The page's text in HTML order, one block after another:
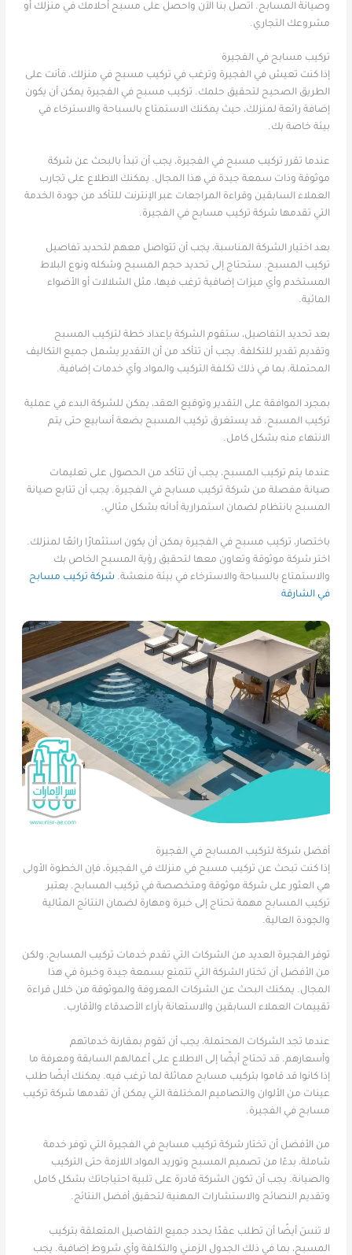
وصيانة المسابح. اتصل بنا الآن واحصل على مسبح أحلامك في منزلك أو
مشروعك التجاري.
تركيب مسابح في الفجيرة
إذا كنت تعيش في الفجيرة وترغب في تركيب مسبح في منزلك، فأنت على
الطريق الصحيح لتحقيق حلمك. تركيب مسبح في الفجيرة يمكن أن يكون
إضافة رائعة لمنزلك، حيث يمكنك الاستمتاع بالسباحة والاسترخاء في
بيئة خاصة بك.
عندما تقرر تركيب مسبح في الفجيرة، يجب أن تبدأ بالبحث عن شركة
موثوقة وذات سمعة جيدة في هذا المجال. يمكنك الاطلاع على تجارب
العملاء السابقين وقراءة المراجعات عبر الإنترنت للتأكد من جودة الخدمة
التي تقدمها شركة تركيب مسابح في الفجيرة.
بعد اختيار الشركة المناسبة، يجب أن تتواصل معهم لتحديد تفاصيل
تركيب المسبح. ستحتاج إلى تحديد حجم المسبح وشكله ونوع البلاط
المستخدم وأي ميزات إضافية ترغب فيها، مثل الشلالات أو الأضواء
المائية.
بعد تحديد التفاصيل، ستقوم الشركة بإعداد خطة لتركيب المسبح
وتقديم تقدير للتكلفة. يجب أن تتأكد من أن التقدير يشمل جميع التكاليف
المحتملة، بما في ذلك تكلفة التركيب والمواد وأي خدمات إضافية.
بمجرد الموافقة على التقدير وتوقيع العقد، يمكن للشركة البدء في عملية
تركيب المسبح. قد يستغرق تركيب المسبح بضعة أسابيع حتى يتم
الانتهاء منه بشكل كامل.
عندما يتم تركيب المسبح، يجب أن تتأكد من الحصول على تعليمات
صيانة مفصلة من شركة تركيب مسابح في الفجيرة. يجب أن تتابع صيانة
المسبح بانتظام لضمان استمرارية أدائه بشكل مثالي.
باختصار، تركيب مسبح في الفجيرة يمكن أن يكون استثمارًا رائعًا لمنزلك.
اختر شركة موثوقة وتعاون معها لتحقيق رؤية المسبح الخاص بك
والاستمتاع بالسباحة والاسترخاء في بيئة منعشة. شركة تركيب مسابح
في الشارقة
أفضل شركة لتركيب المسابح في الفجيرة
إذا كنت تبحث عن تركيب مسبح في منزلك في الفجيرة، فإن الخطوة الأولى
هي العثور على شركة موثوقة ومتخصصة في تركيب المسابح. يعتبر
تركيب المسابح مهمة تحتاج إلى خبرة ومهارة لضمان النتائج المثالية
والجودة العالية.
توفر الفجيرة العديد من الشركات التي تقدم خدمات تركيب المسابح، ولكن
من الأفضل أن تختار الشركة التي تتمتع بسمعة جيدة وخبرة في هذا
المجال. يمكنك البحث عن الشركات المعروفة والموثوقة من خلال قراءة
تقييمات العملاء السابقين والاستعانة بآراء الأصدقاء والأقارب.
عندما تجد الشركات المحتملة، يجب أن تقوم بمقارنة خدماتهم
وأسعارهم. قد تحتاج أيضًا إلى الاطلاع على أعمالهم السابقة ومعرفة ما
إذا كانوا قد قاموا بتركيب مسابح مماثلة لما ترغب فيه. يمكنك أيضًا طلب
عينات من الألوان والتصاميم المختلفة التي يمكن أن تقدمها شركة تركيب
مسابح في الفجيرة.
من الأفضل أن تختار شركة تركيب مسابح في الفجيرة التي توفر خدمة
شاملة، بدءًا من تصميم المسبح وتوريد المواد اللازمة حتى التركيب
والصيانة. يجب أن تكون الشركة قادرة على تلبية احتياجاتك بشكل كامل
وتقديم النصائح والاستشارات المهنية لتحقيق أفضل النتائج.
لا تنسَ أيضًا أن تطلب عقدًا يحدد جميع التفاصيل المتعلقة بتركيب
المسبح، بما في ذلك الجدول الزمني والتكلفة وأي شروط إضافية. يجب